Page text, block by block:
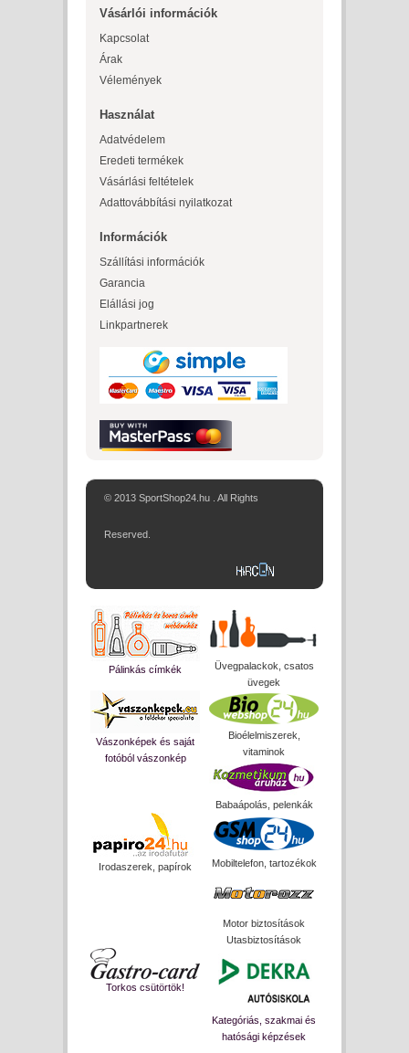
Vásárlói információk
Kapcsolat
Árak
Vélemények
Használat
Adatvédelem
Eredeti termékek
Vásárlási feltételek
Adattovábbítási nyilatkozat
Információk
Szállítási információk
Garancia
Elállási jog
Linkpartnerek
© 2013 SportShop24.hu . All Rights
Reserved.
Pálinkás címkék
Üvegpalackok, csatos
üvegek
Vászonképek és saját
fotóból vászonkép
Bioélelmiszerek,
vitaminok
Babaápolás, pelenkák
Irodaszerek, papírok Mobiltelefon, tartozékok
Motor biztosítások
Utasbiztosítások
Torkos csütörtök!
Kategóriás, szakmai és
hatósági képzések